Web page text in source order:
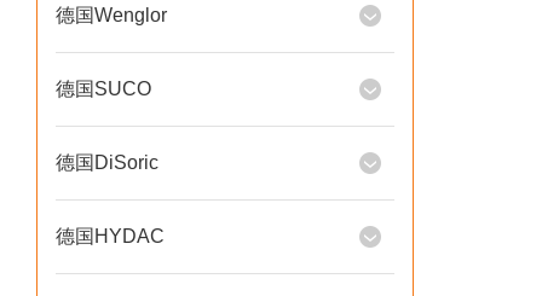
德国Wenglor
德国SUCO
德国DiSoric
德国HYDAC